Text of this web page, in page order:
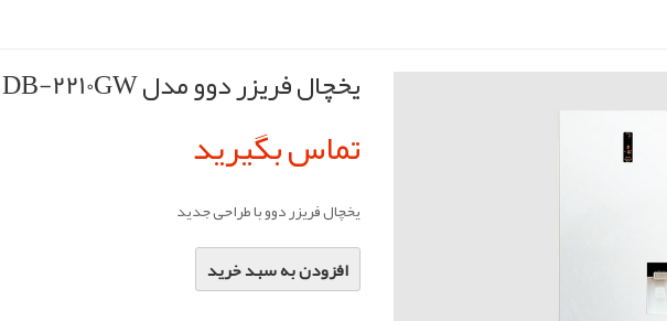
یخچال فریزر دوو مدل DB-2210GW
تماس بگیرید
یخچال فریزر دوو با طراحی جدید
افزودن به سبد خرید